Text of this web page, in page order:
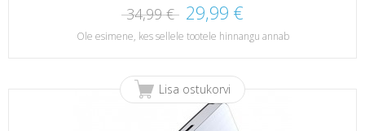
34,99 € 29,99 €
Ole esimene, kes sellele tootele hinnangu annab
Lisa ostukorvi